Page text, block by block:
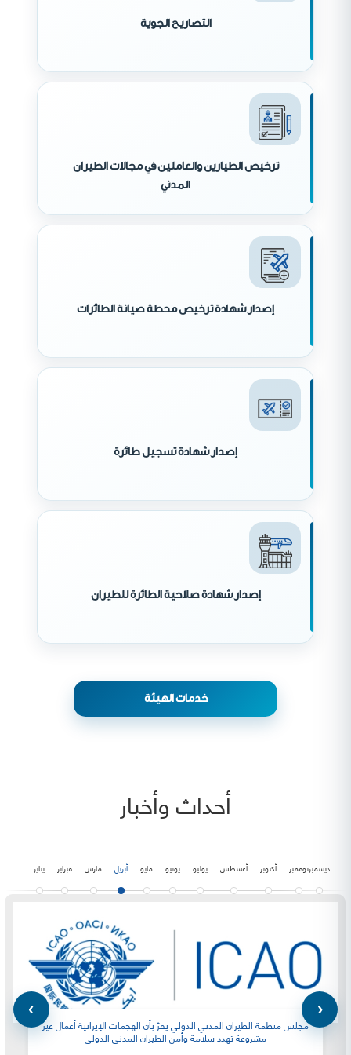
التصاريح الجوية
ترخيص الطيارين والعاملين في مجالات الطيران
المدني
إصدار شهادة ترخيص محطة صيانة الطائرات
إصدار شهادة تسجيل طائرة
إصدار شهادة صلاحية الطائرة للطيران
خدمات الهيئة
أحداث وأخبار
يناير فبراير مارس أبريل مايو يونيو يوليو أغسطس أكتوبر نوفمبرديسمبر
مجلس منظمة الطيران المدني الدولي يقرّ بأن الهجمات الإيرانية أعمال غير
مشروعة تهدد سلامة وأمن الطيران المدني الدولي